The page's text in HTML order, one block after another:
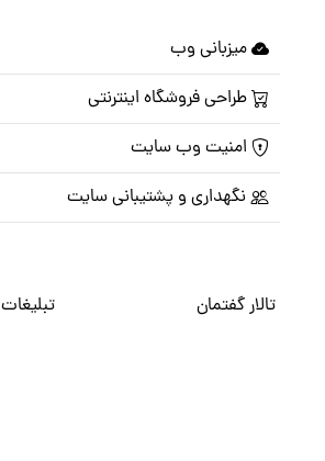
میزبانی وب
طراحی فروشگاه اینترنتی
امنیت وب سایت
نگهداری و پشتیبانی سایت
تالار گفتمان تبلیغات